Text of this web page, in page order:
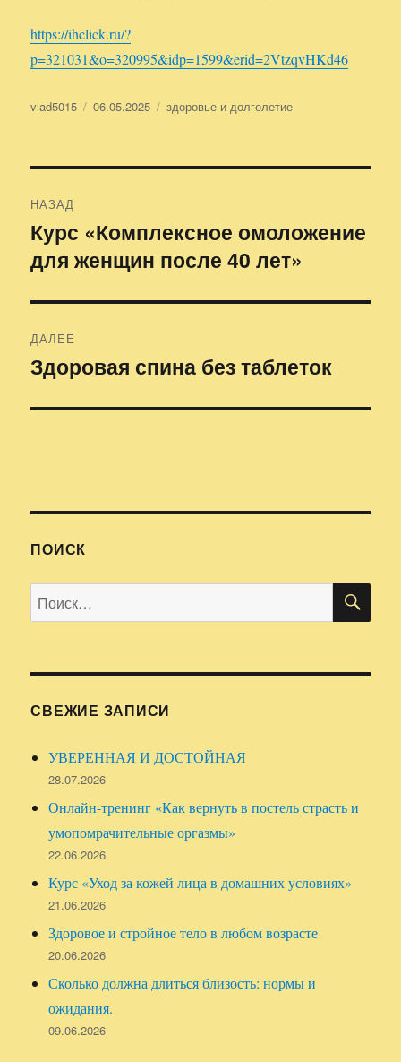
https://ihclick.ru/?
p=321031&o=320995&idp=1599&erid=2VtzqvHKd46
Автор
vlad5015 Опубликовано
06.05.2025 Рубрики
здоровье и долголетие
по
записям
НАЗАД
Предыдущая
запись:
Курс «Комплексное омоложение
для женщин после 40 лет»
ДАЛЕЕ
Следующая
Здоровая спина без таблеток
ПОИСК
Искать:
СВЕЖИЕ ЗАПИСИ
УВЕРЕННАЯ И ДОСТОЙНАЯ
28.07.2026
Онлайн-тренинг «Как вернуть в постель страсть и
умопомрачительные оргазмы»
22.06.2026
Курс «Уход за кожей лица в домашних условиях»
21.06.2026
Здоровое и стройное тело в любом возрасте
20.06.2026
Сколько должна длиться близость: нормы и
ожидания.
09.06.2026